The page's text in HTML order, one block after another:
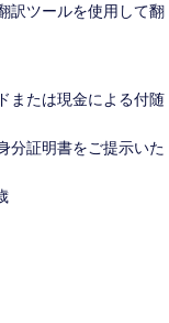
訳ツールを使用して翻
または現金による付随
分証明書をご提示いた